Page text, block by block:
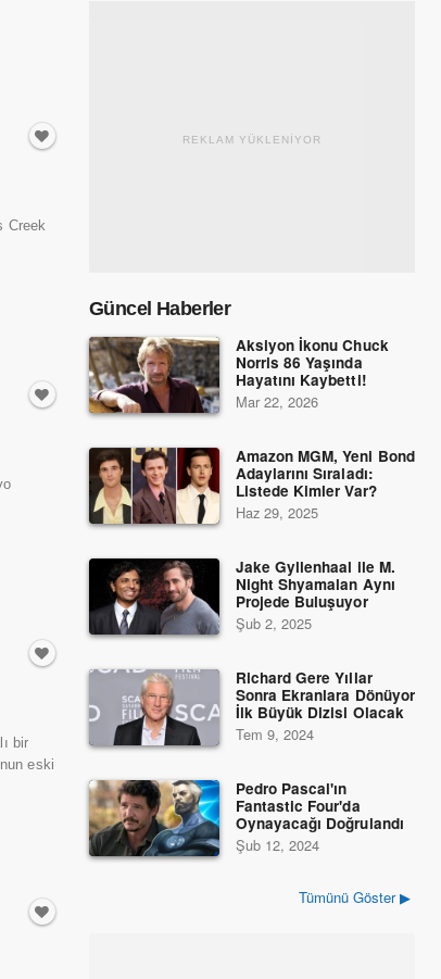
Creek
bir
eski
REKLAM YÜKLENİYOR
Güncel Haberler
Aksiyon İkonu Chuck
Norris 86 Yaşında
Hayatını Kaybetti!
Mar 22, 2026
Amazon MGM, Yeni Bond
Adaylarını Sıraladı:
Listede Kimler Var?
Haz 29, 2025
Jake Gyllenhaal ile M.
Night Shyamalan Aynı
Projede Buluşuyor
Şub 2, 2025
Richard Gere Yıllar
Sonra Ekranlara Dönüyor
İlk Büyük Dizisi Olacak
Tem 9, 2024
Pedro Pascal'ın
Fantastic Four'da
Oynayacağı Doğrulandı
Şub 12, 2024
Tümünü Göster ▶